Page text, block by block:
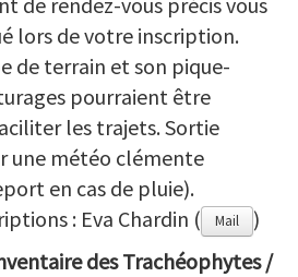
lors de votre inscription.
de terrain et son pique-
pourraient être
les trajets. Sortie
une météo clémente
en cas de pluie).
: Eva Chardin (
Mail
)
des Trachéophytes /